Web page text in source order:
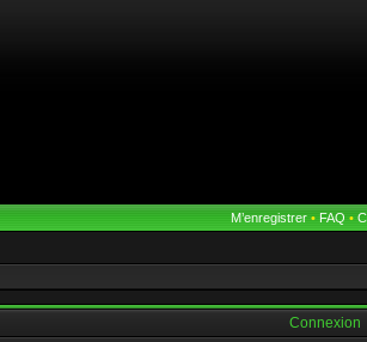
M’enregistrer • FAQ •
Connexion